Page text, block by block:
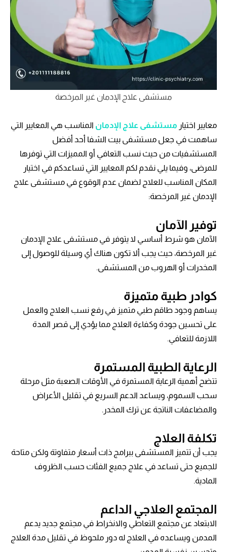
مستشفى علاج الإدمان غير المرخصة
معايير اختيارمستشفى علاج الإدمانالمناسب هي المعايير التي
ساهمت في جعل مستشفى بيت الشفا أحد أفضل
المستشفيات من حيث نسب التعافي أو المميزات التي توفرها
للمرضى، وفيما يلي نقدم لكم المعايير التي تساعدكم في اختيار
المكان المناسب للعلاج لضمان عدم الوقوع في مستشفى علاج
الإدمان غير المرخصة:
توفير الآمان
الآمان هو شرط أساسي لا يتوفر في مستشفى علاج الإدمان
غير المرخصة، حيث يجب ألا تكون هناك أي وسيلة للوصول إلى
المخدرات أو الهروب من المستشفى.
كوادر طبية متميزة
يساهم وجود طاقم طبي متميز في رفع نسب العلاج والعمل
على تحسين جودة وكفاءة العلاج مما يؤدي إلى قصر المدة
اللازمة للتعافي.
الرعاية الطبية المستمرة
تتضح أهمية الرعاية المستمرة في الأوقات الصعبة مثل مرحلة
سحب السموم، ويساعد الدعم السريع في تقليل الأعراض
والمضاعفات الناتجة عن ترك المخدر.
تكلفة العلاج
يجب أن تتميز المستشفى ببرامج ذات أسعار متفاوتة ولكن متاحة
للجميع حتى تساعد في علاج جميع الفئات حسب الظروف
المادية.
المجتمع العلاجي الداعم
الابتعاد عن مجتمع التعاطي والانخراط في مجتمع جديد يدعم
المدمن ويساعده في العلاج له دور ملحوظ في تقليل مدة العلاج